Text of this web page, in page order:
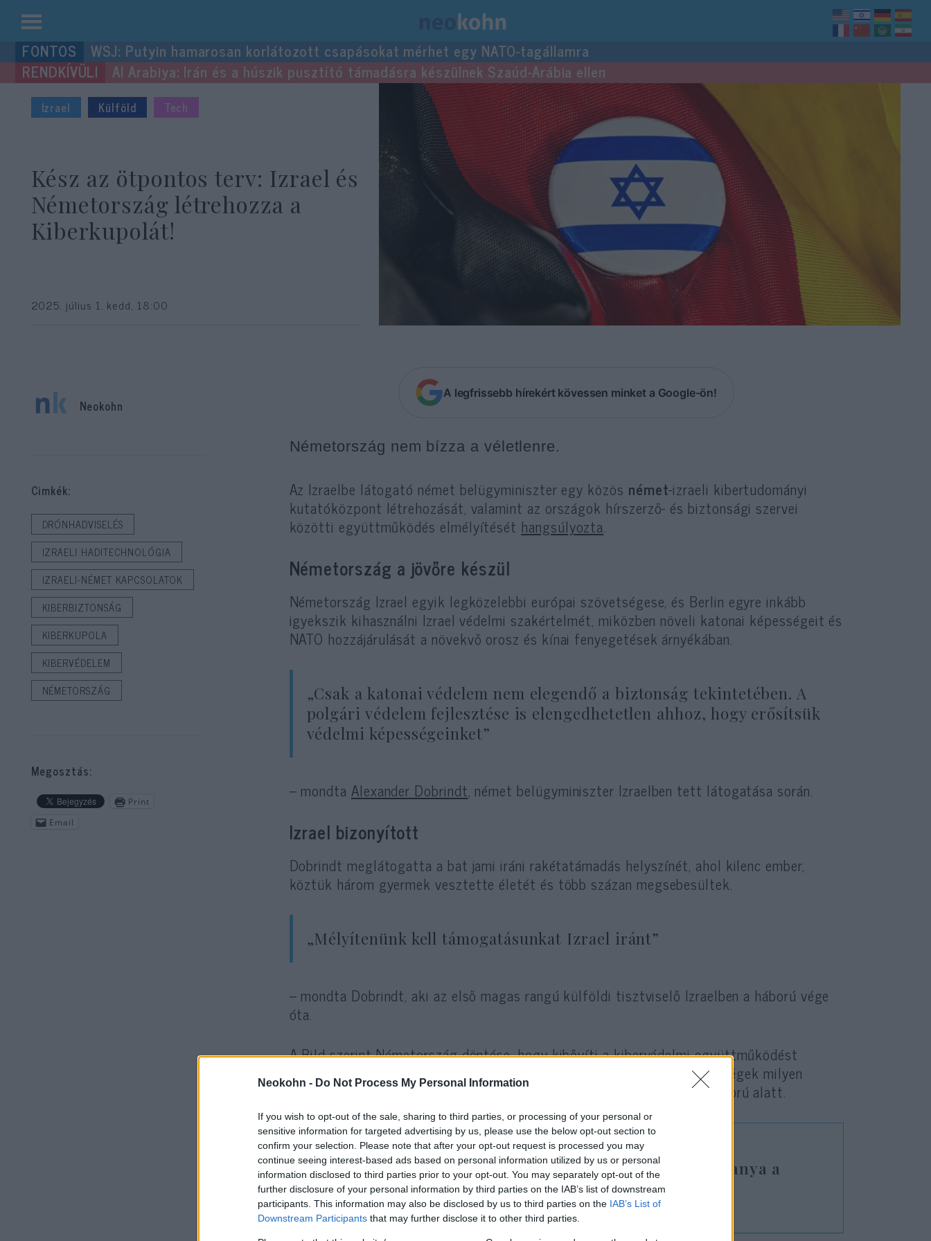
Neokohn - Do Not Process My Personal Information
If you wish to opt-out of the sale, sharing to third parties, or processing of your personal or
sensitive information for targeted advertising by us, please use the below opt-out section to
confirm your selection. Please note that after your opt-out request is processed you may
continue seeing interest-based ads based on personal information utilized by us or personal
information disclosed to third parties prior to your opt-out. You may separately opt-out of the
further disclosure of your personal information by third parties on the IAB’s list of downstream
participants. This information may also be disclosed by us to third parties on the IAB’s List of
Downstream Participants that may further disclose it to other third parties.
Kilépés
a
tartalomba
WSJ: Putyin hamarosan korlátozott csapásokat mérhet egy NATO-tagállamra
Al Arabiya: Irán és a húszik pusztító támadásra készülnek Szaúd-Arábia ellen
Izrael Külföld Tech
Kész az ötpontos terv: Izrael és
Németország létrehozza a
Kiberkupolát!
2025. július 1. kedd, 18:00
A legfrissebb hírekért kövessen minket a Google-ön!
Németország nem bízza a véletlenre.
Az Izraelbe látogató német belügyminiszter egy közös német-izraeli kibertudományi
kutatóközpont létrehozását, valamint az országok hírszerző- és biztonsági szervei
közötti együttműködés elmélyítését hangsúlyozta.
Németország a jövőre készül
Németország Izrael egyik legközelebbi európai szövetségese, és Berlin egyre inkább
igyekszik kihasználni Izrael védelmi szakértelmét, miközben növeli katonai képességeit és
NATO hozzájárulását a növekvő orosz és kínai fenyegetések árnyékában.
„Csak a katonai védelem nem elegendő a biztonság tekintetében. A
polgári védelem fejlesztése is elengedhetetlen ahhoz, hogy erősítsük
védelmi képességeinket”
– mondta Alexander Dobrindt, német belügyminiszter Izraelben tett látogatása során.
Izrael bizonyított
Dobrindt meglátogatta a bat jami iráni rakétatámadás helyszínét, ahol kilenc ember,
köztük három gyermek vesztette életét és több százan megsebesültek.
„Mélyítenünk kell támogatásunkat Izrael iránt”
– mondta Dobrindt, aki az első magas rangú külföldi tisztviselő Izraelben a háború vége
óta.
A Bild szerint Németország döntése, hogy kibővíti a kibervédelmi együttműködést
Izraellel, részben annak köszönhető, hogy az izraeli kibervédelmi képességek milyen
szerepet játszottak az iráni támadások visszaverésében a 12 napos háború alatt.
Szárnyalnak a bevételek – Izrael új aranya a
hadiipar lett
Neokohn
Cimkék:
DRÓNHADVISELÉS
IZRAELI HADITECHNOLÓGIA
IZRAELI-NÉMET KAPCSOLATOK
KIBERBIZTONSÁG
KIBERKUPOLA
KIBERVÉDELEM
NÉMETORSZÁG
Megosztás:
Print
Email